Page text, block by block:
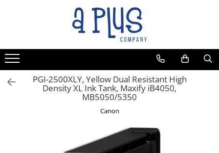
PGI-2500XLY, Yellow Dual Resistant High
Density XL Ink Tank, Maxify iB4050,
MB5050/5350
Canon